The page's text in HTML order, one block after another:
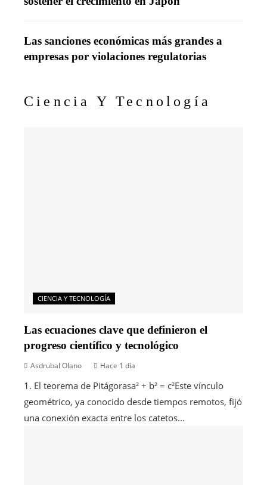
Las sanciones económicas más grandes a
empresas por violaciones regulatorias
Ciencia Y Tecnología
CIENCIA Y TECNOLOGÍA
Las ecuaciones clave que definieron el
progreso científico y tecnológico
Asdrubal Olano Hace 1 día
1. El teorema de Pitágorasa² + b² = c²Este vínculo
geométrico, ya conocido desde tiempos remotos, fijó
una conexión exacta entre los catetos...